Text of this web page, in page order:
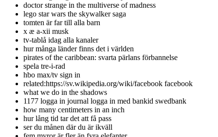
doctor strange in the multiverse of madness
lego star wars the skywalker saga
tomten är far till alla barn
x æ a-xii musk
tv-tablå idag alla kanaler
hur många länder finns det i världen
pirates of the caribbean: svarta pärlans förbannelse
spela tre-i-rad
hbo max/tv sign in
related:https://sv.wikipedia.org/wiki/facebook facebook
what we do in the shadows
1177 logga in journal logga in med bankid swedbank
how many centimeters in an inch
hur lång tid tar det att få pass
ser du månen där du är ikväll